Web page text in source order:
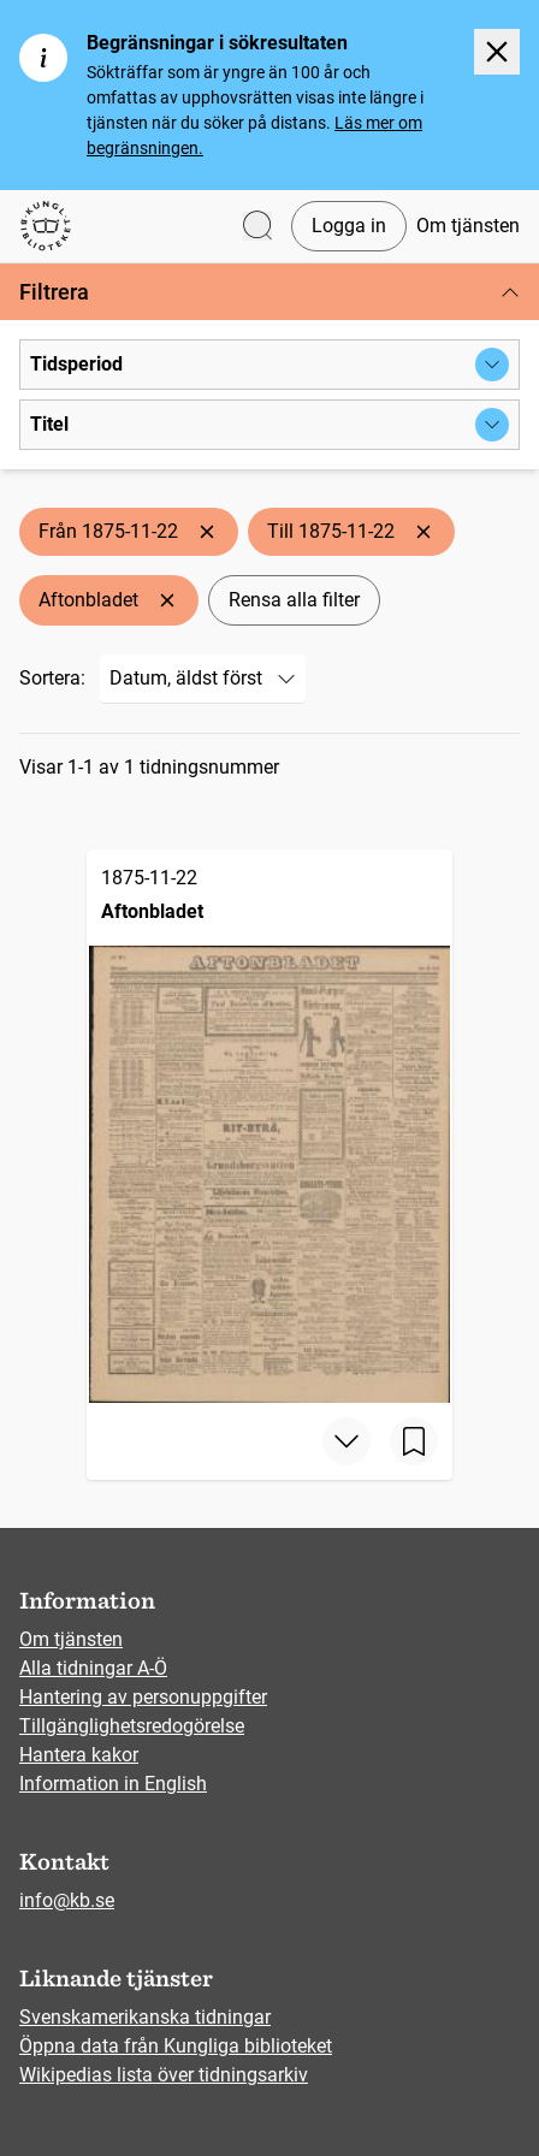
Begränsningar i sökresultaten
Sökträffar som är yngre än 100 år och
omfattas av upphovsrätten visas inte längre i
tjänsten när du söker på distans. Läs mer om
begränsningen.
Svenska tidningar
Logga in Om tjänsten
Filtrera
Tidsperiod
Titel
Från 1875-11-22 Till 1875-11-22
Aftonbladet Rensa alla filter
Sortera:
Sökresultat
Visar 1-1 av 1 tidningsnummer
1875-11-22
Aftonbladet
Information
Om tjänsten
Alla tidningar A-Ö
Hantering av personuppgifter
Tillgänglighetsredogörelse
Hantera kakor
Information in English
Kontakt
info@kb.se
Liknande tjänster
Svenskamerikanska tidningar
Öppna data från Kungliga biblioteket
Wikipedias lista över tidningsarkiv